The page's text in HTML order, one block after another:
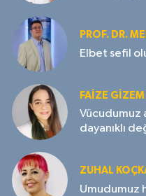
PROF. DR.
Elbet sefil
FAIZE
Vücudumuz
dayanıklı
ZUHAL
Umudumuz